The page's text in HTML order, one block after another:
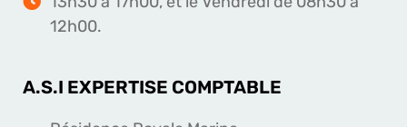
12h00.
A.S.I EXPERTISE COMPTABLE